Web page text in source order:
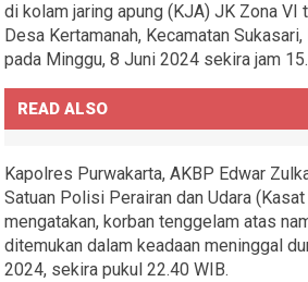
di kolam jaring apung (KJA) JK Zona VI
Desa Kertamanah, Kecamatan
pada Minggu, 8 Juni 2024 sekira jam
READ ALSO
Kapolres Purwakarta, AKBP Edwar
Satuan Polisi Perairan dan Udara
mengatakan, korban tenggelam atas
ditemukan dalam keadaan meninggal
2024, sekira pukul 22.40 WIB.